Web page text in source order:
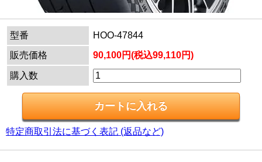
型番
HOO-47844
販売価格
90,100円(税込99,110円)
購入数
特定商取引法に基づく表記 (返品など)